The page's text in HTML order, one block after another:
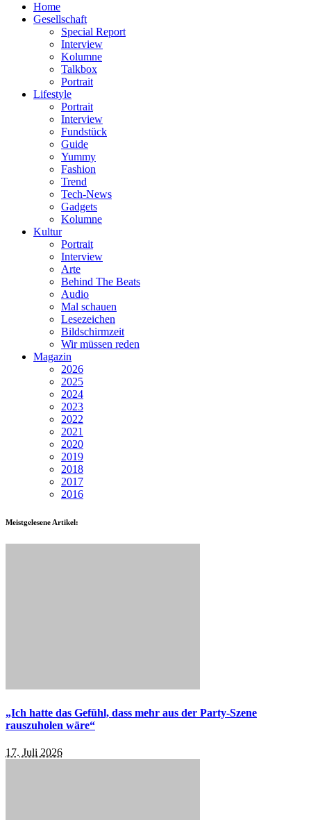
Home
Gesellschaft
Special Report
Interview
Kolumne
Talkbox
Portrait
Lifestyle
Portrait
Interview
Fundstück
Guide
Yummy
Fashion
Trend
Tech-News
Gadgets
Kolumne
Kultur
Portrait
Interview
Arte
Behind The Beats
Audio
Mal schauen
Lesezeichen
Bildschirmzeit
Wir müssen reden
Magazin
2026
2025
2024
2023
2022
2021
2020
2019
2018
2017
2016
Meistgelesene Artikel:
„Ich hatte das Gefühl, dass mehr aus der Party-Szene
rauszuholen wäre“
17. Juli 2026